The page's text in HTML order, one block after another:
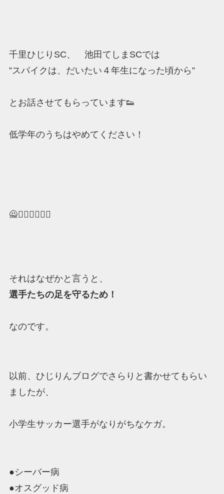
千里ひじりSC、 池田てしまSCでは
”スパイクは、だいたい４年生になった頃から”
とお話させてもらっています👟
低学年のうちはやめてください！
🙅🙅🏼‍♂️🙅🏼‍♀️
それはなぜかと言うと、
選手たちの足を守るため！
なのです。
以前、ひじりんブログでさらりと書かせてもらい
ましたが、
小学生サッカー選手がなりがちなケガ。
●シーバー病
●オスグッド病